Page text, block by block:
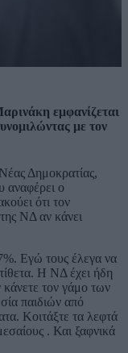
εμφανίζεται
με τον
Δημοκρατίας,
αναφέρει ο
ότι τον
ΝΔ αν κάνει
Εγώ τους έλεγα να
Η ΝΔ έχει ήδη
τον γάμο των
παιδιών από
Κοιτάξτε τα λεφτά
. Και ξαφνικά